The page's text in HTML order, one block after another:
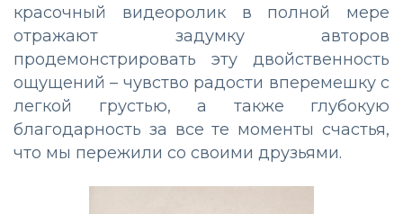
красочный видеоролик в полной мере
отражают задумку авторов
продемонстрировать эту двойственность
ощущений – чувство радости вперемешку с
легкой грустью, а также глубокую
благодарность за все те моменты счастья,
что мы пережили со своими друзьями.